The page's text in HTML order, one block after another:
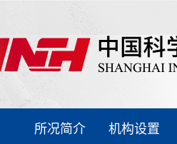
所况简介 机构设置